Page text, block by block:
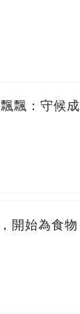
飄：守候成
開始為食物